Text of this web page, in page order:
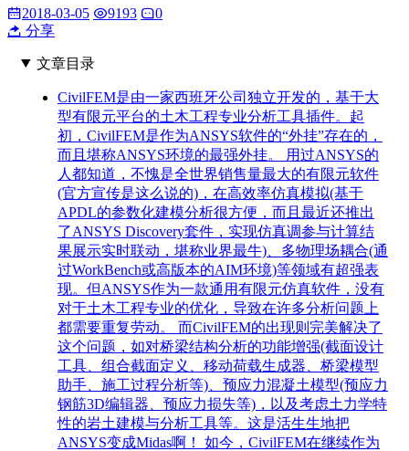
2018-03-05 9193
0
分享
文章目录
CivilFEM是由一家西班牙公司独立开发的，基于大
型有限元平台的土木工程专业分析工具插件。起
初，CivilFEM是作为ANSYS软件的“外挂”存在的，
而且堪称ANSYS环境的最强外挂。 用过ANSYS的
人都知道，不愧是全世界销售量最大的有限元软件
(官方宣传是这么说的)，在高效率仿真模拟(基于
APDL的参数化建模分析很方便，而且最近还推出
了ANSYS Discovery套件，实现仿真调参与计算结
果展示实时联动，堪称业界最牛)、多物理场耦合(通
过WorkBench或高版本的AIM环境)等领域有超强表
现。但ANSYS作为一款通用有限元仿真软件，没有
对于土木工程专业的优化，导致在许多分析问题上
都需要重复劳动。 而CivilFEM的出现则完美解决了
这个问题，如对桥梁结构分析的功能增强(截面设计
工具、组合截面定义、移动荷载生成器、桥梁模型
助手、施工过程分析等)、预应力混凝土模型(预应力
钢筋3D编辑器、预应力损失等)，以及考虑土力学特
性的岩土建模与分析工具等。这是活生生地把
ANSYS变成Midas啊！ 如今，CivilFEM在继续作为